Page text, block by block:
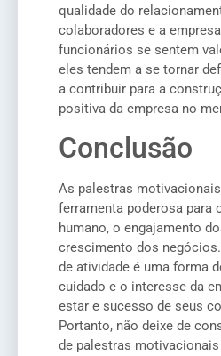
qualidade do
colaboradores e a
funcionários se sentem
eles tendem a se tornar
a contribuir para a
positiva da empresa no
Conclusão
As palestras
ferramenta poderosa para
humano, o engajamento
crescimento dos
de atividade é uma forma
cuidado e o interesse da
estar e sucesso de seus
Portanto, não deixe de
de palestras